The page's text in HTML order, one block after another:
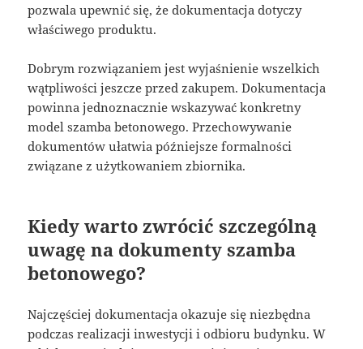
pozwala upewnić się, że dokumentacja dotyczy
właściwego produktu.
Dobrym rozwiązaniem jest wyjaśnienie wszelkich
wątpliwości jeszcze przed zakupem. Dokumentacja
powinna jednoznacznie wskazywać konkretny
model szamba betonowego. Przechowywanie
dokumentów ułatwia późniejsze formalności
związane z użytkowaniem zbiornika.
Kiedy warto zwrócić szczególną
uwagę na dokumenty szamba
betonowego?
Najczęściej dokumentacja okazuje się niezbędna
podczas realizacji inwestycji i odbioru budynku. W